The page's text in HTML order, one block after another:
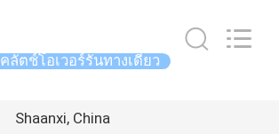
คลัตช์โอเวอร์รันทางเดียว
Shaanxi, China